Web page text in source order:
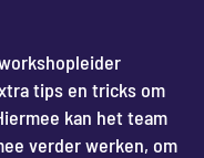
tips en tricks om
kan het team
verder werken, om